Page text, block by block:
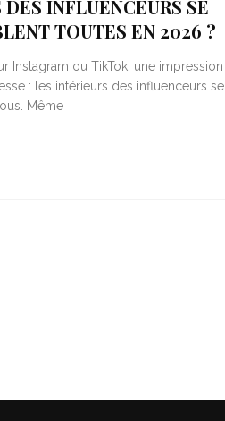
INFLUENCEURS SE
TOUTES EN 2026 ?
Instagram ou TikTok, une impression
: les intérieurs des influenceurs se
Même